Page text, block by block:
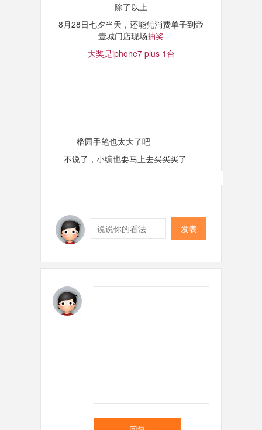
除了以上
8月28日七夕当天，还能凭消费单子到帝
壹城门店现场抽奖
大奖是iphone7 plus 1台
榴园手笔也太大了吧
不说了，小编也要马上去买买买了
发表